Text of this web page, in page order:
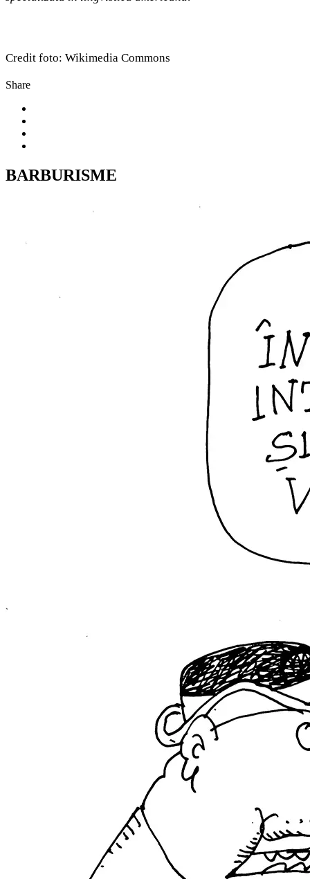
Credit foto: Wikimedia Commons
Share
BARBURISME